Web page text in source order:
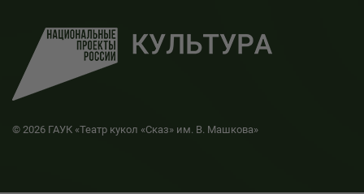
© 2026 ГАУК «Театр кукол «Сказ» им. В. Машкова»